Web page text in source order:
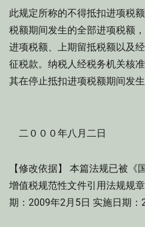
此规定所称的不得抵扣进项税
税额期间发生的全部进项税额
进项税额、上期留抵税额以及
征税款。纳税人经税务机关核
其在停止抵扣进项税额期间发
二０００年八月二日
【修改依据】 本篇法规已被
增值税规范性文件引用法规规
期：2009年2月5日 实施日期